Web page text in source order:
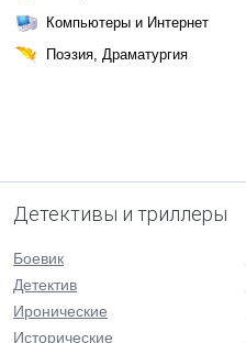
Компьютеры и Интернет
Поэзия, Драматургия
Детективы и триллеры
Боевик
Детектив
Иронические
Исторические